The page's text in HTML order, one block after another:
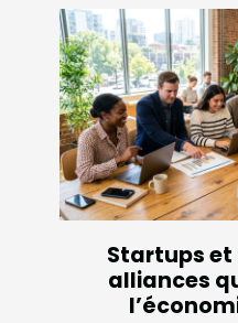
Startups et
alliances